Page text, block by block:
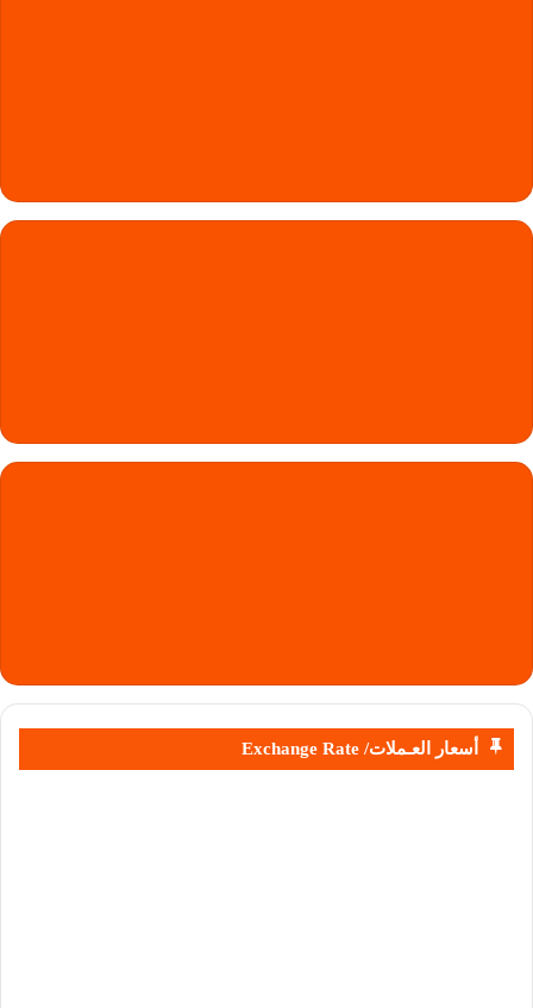
أسعار العـملات/ Exchange Rate